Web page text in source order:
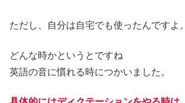
ただし、自分は自宅でも使ったんですよ。
どんな時かというとですね
英語の音に慣れる時につかいました。